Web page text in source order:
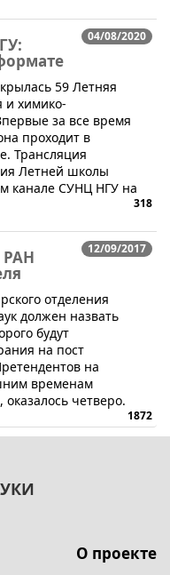
04/08/2020
59 Летняя
и химико-
за все время
проходит в
Трансляция
Летней школы
канале СУНЦ НГУ на
318
12/09/2017
РАН
отделения
должен назвать
будут
на пост
на
временам
четверо.
1872
О проекте